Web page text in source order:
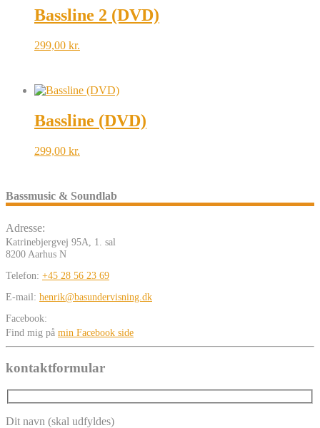
Bassline 2 (DVD)
299,00 kr.
Bassline (DVD)
299,00 kr.
Bassmusic & Soundlab
Adresse:
Katrinebjergvej 95A, 1. sal
8200 Aarhus N
Telefon: +45 28 56 23 69
E-mail: henrik@basundervisning.dk
Facebook:
Find mig på min Facebook side
kontaktformular
Dit navn (skal udfyldes)